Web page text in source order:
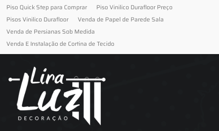
Piso Quick Step para Comprar
Piso Vinilico Durafloor Preço
Pisos Vinilico Durafloor
Venda de Papel de Parede Sala
Venda de Persianas Sob Medida
Venda E Instalação de Cortina de Tecido